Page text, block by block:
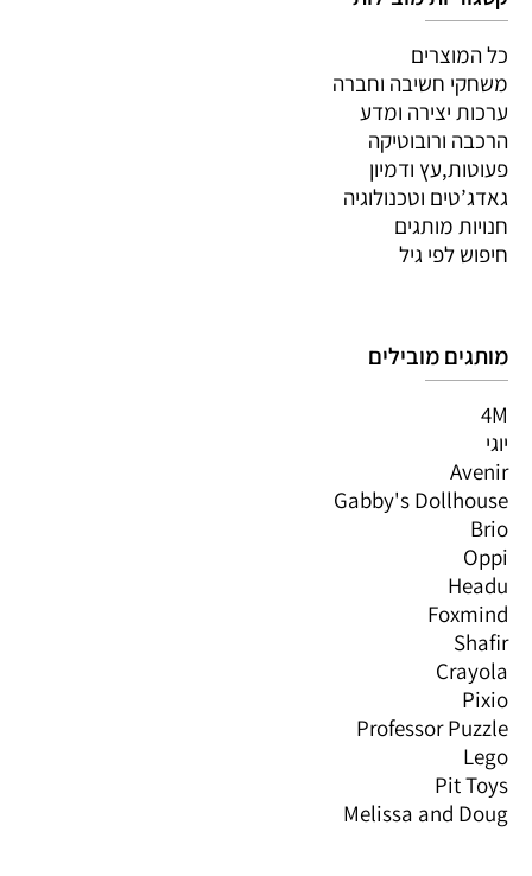
כל המוצרים
משחקי חשיבה וחברה
ערכות יצירה ומדע
הרכבה ורובוטיקה
פעוטות,עץ ודמיון
גאדג’טים וטכנולוגיה
חנויות מותגים
חיפוש לפי גיל
מותגים מובילים
4M
יוגי
Avenir
Gabby's Dollhouse
Brio
Oppi
Headu
Foxmind
Shafir
Crayola
Pixio
Professor Puzzle
Lego
Pit Toys
Melissa and Doug